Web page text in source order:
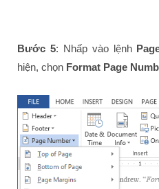
Bước 5: Nhấp vào lệnh
hiện, chọn Format Page